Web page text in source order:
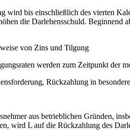
bis einschließlich des vierten
die Darlehensschuld. Beginnend
von Zins und Tilgung
werden zum Zeitpunkt der
Rückzahlung in
aus betrieblichen Gründen,
wird L auf die Rückzahlung des